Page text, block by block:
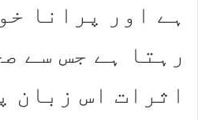
ہے اور پرانا
رہتا ہے جس سے
اثرات اس زبان